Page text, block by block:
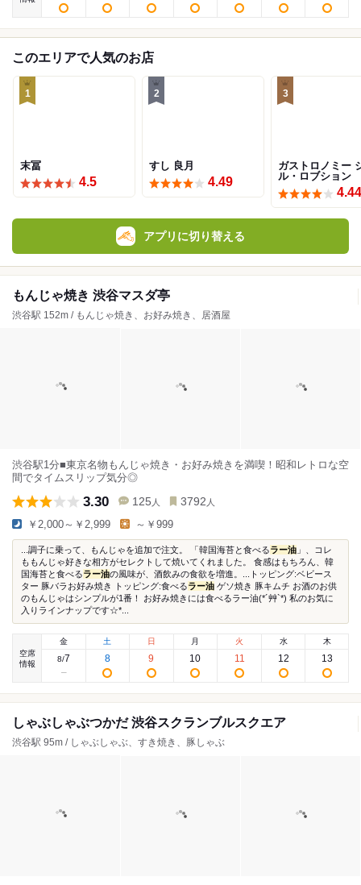
このエリアで人気のお店
1
末冨
4.5
2
すし 良月
4.49
3
ガストロノミー
ル・ロブション
4.44
アプリに切り替える
もんじゃ焼き 渋谷マスダ亭
渋谷駅 152m / もんじゃ焼き、お好み焼き、居酒屋
渋谷駅1分■東京名物もんじゃ焼き・お好み焼きを満喫！昭和レトロな空
間でタイムスリップ気分◎
3.30 125 人 3792 人
￥2,000～￥2,999 ～￥999
...調子に乗って、もんじゃを追加で注文。 「韓国海苔と食べるラー油 」、コレ
ももんじゃ好きな相方がセレクトして焼いてくれました。 食感はもちろん、韓
国海苔と食べるラー油の風味が、酒飲みの食欲を増進。...トッピング:ベビース
ター 豚バラお好み焼き トッピング:食べるラー油 ゲソ焼き 豚キムチ お酒のお供
のもんじゃはシンプルが1番！ お好み焼きには食べるラー油(*´艸`*) 私のお気に
入りラインナップです☆*...
空席
情報
金
8/7
土
8
日
9
月
10
火
11
水
12
木
13
しゃぶしゃぶつかだ 渋谷スクランブルスクエア
渋谷駅 95m / しゃぶしゃぶ、すき焼き、豚しゃぶ